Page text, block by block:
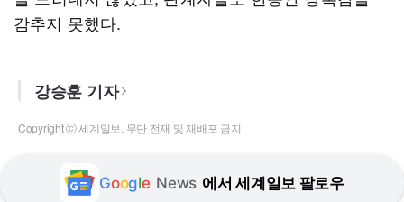
감추지 못했다.
강승훈 기자
Copyright ⓒ 세계일보. 무단 전재 및 재배포 금지
Google News 에서 세계일보 팔로우